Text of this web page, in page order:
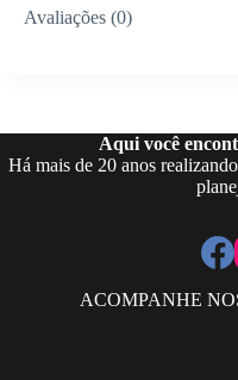
Avaliações (0)
Aqui você
Há mais de 20 anos
ACOMPANHE